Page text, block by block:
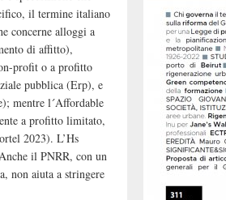
il termine italiano
concerne alloggi a
di affitto),
profit o a profitto
pubblica (Erp), e
mentre l´Affordable
a profitto limitato,
2023). L’Hs
il PNRR, con un
non aiuta a stringere